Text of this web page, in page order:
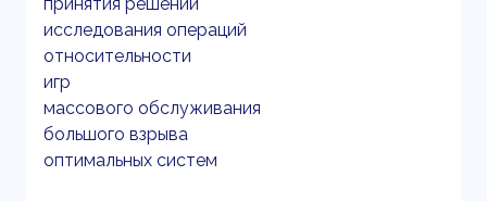
исследования операций
относительности
игр
массового обслуживания
большого взрыва
оптимальных систем